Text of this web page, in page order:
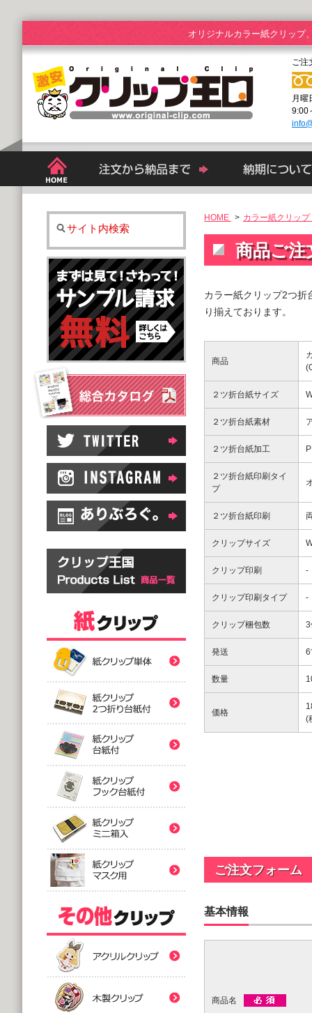
オリジナルカラー紙クリッ
ご注
月曜
9:00
HOME > カラー紙クリッ
商品ご注
カラー紙クリップ2つ折
り揃えております。
商品
２ツ折台紙サイズ
２ツ折台紙素材
２ツ折台紙加工
２ツ折台紙印刷タイ
プ
２ツ折台紙印刷
クリップサイズ
クリップ印刷 -
クリップ印刷タイプ -
クリップ梱包数 3
発送 6
数量
価格
(
ご注文フォーム
基本情報
商品名
サイト内検索
紙クリップ印刷なし
印刷付きタイプ
@32.52～
紙クリップ印刷なし
紙クリップ印刷なし
(5,000個 1個あたり)
フック台紙付タイプ
紙クリップ印刷有
ミニ箱タイプ
@122.58～
(5,000個 1個あたり)
(5,000個 1個あたり)
アクリルクリップ印
マグネットクリップ